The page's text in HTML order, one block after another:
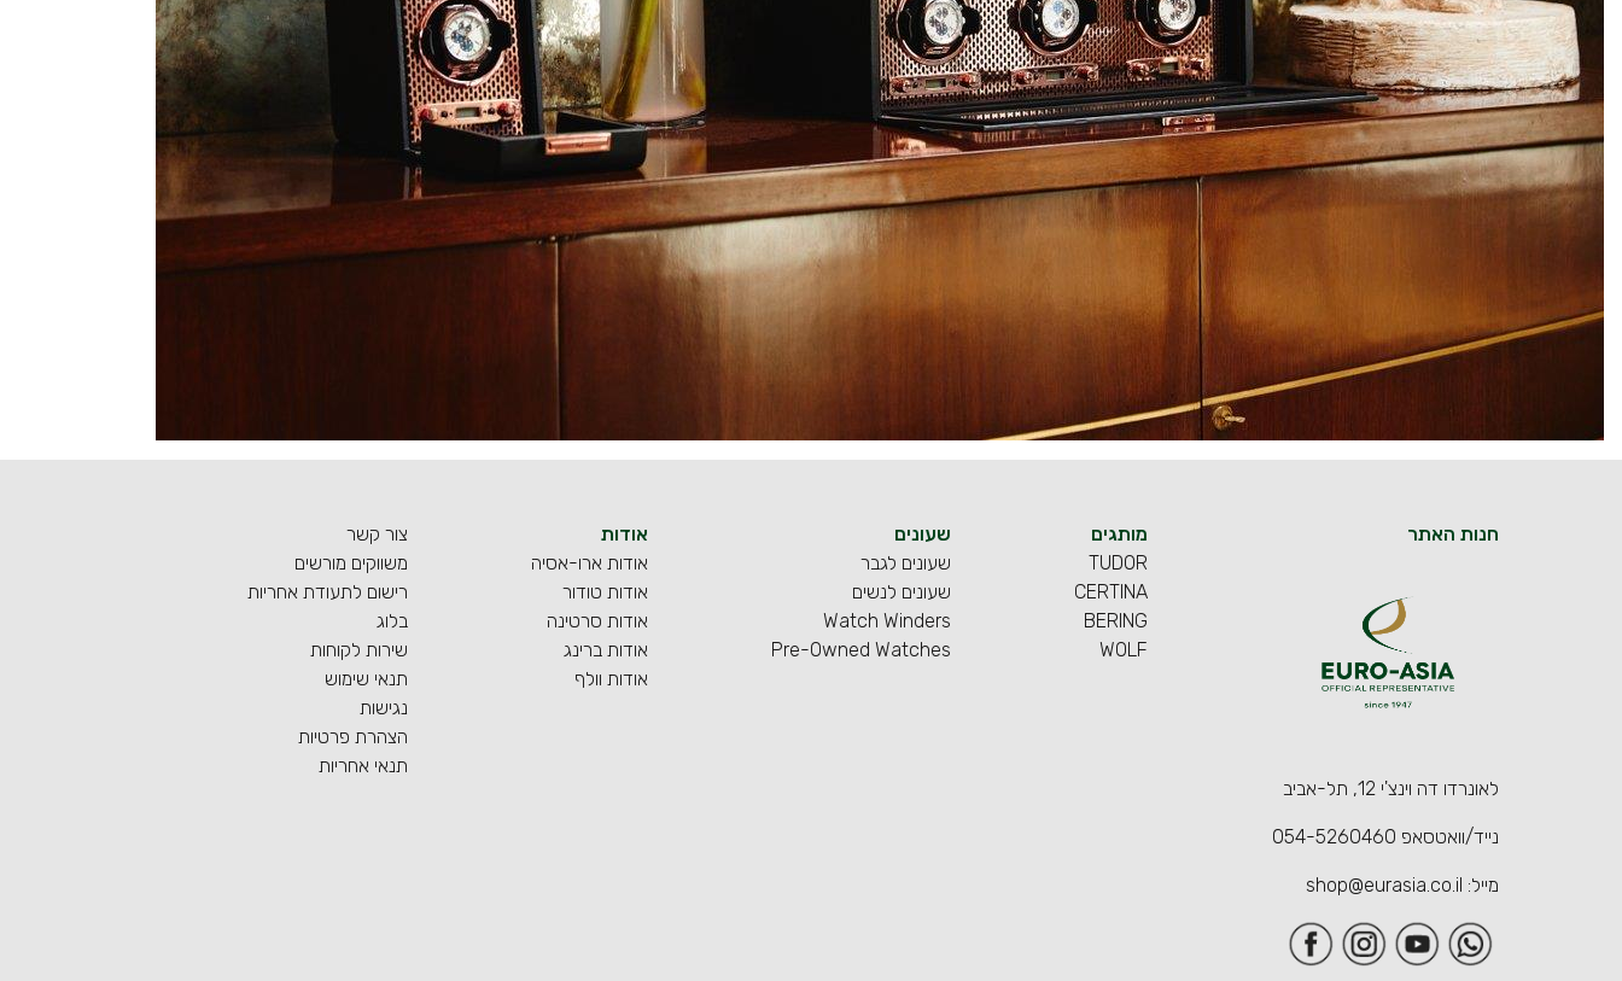
חנות האתר
לאונרדו דה וינצ'י 12, תל-אביב
נייד/וואטסאפ 054-5260460
מייל: shop@eurasia.co.il
מותגים
TUDOR
CERTINA
BERING
WOLF
שעונים
שעונים לגבר
שעונים לנשים
Watch Winders
Pre-Owned Watches
אודות
אודות ארו-אסיה
אודות טודור
אודות סרטינה
אודות ברינג
אודות וולף
צור קשר
משווקים מורשים
רישום לתעודת אחריות
בלוג
שירות לקוחות
תנאי שימוש
נגישות
הצהרת פרטיות
תנאי אחריות